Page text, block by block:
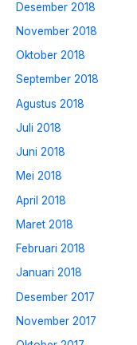
Desember 2018
November 2018
Oktober 2018
September 2018
Agustus 2018
Juli 2018
Juni 2018
Mei 2018
April 2018
Maret 2018
Februari 2018
Januari 2018
Desember 2017
November 2017